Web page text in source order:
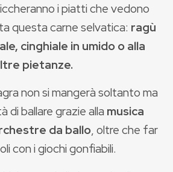
i piatti che vedono
questa carne selvatica: ragù
cinghiale in umido o alla
pietanze.
non si mangerà soltanto ma
di ballare grazie alla musica
da ballo, oltre che far
con i giochi gonfiabili.